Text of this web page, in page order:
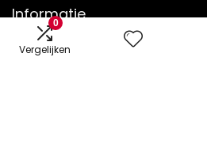
0
Vergelijken
Informatie
Contact